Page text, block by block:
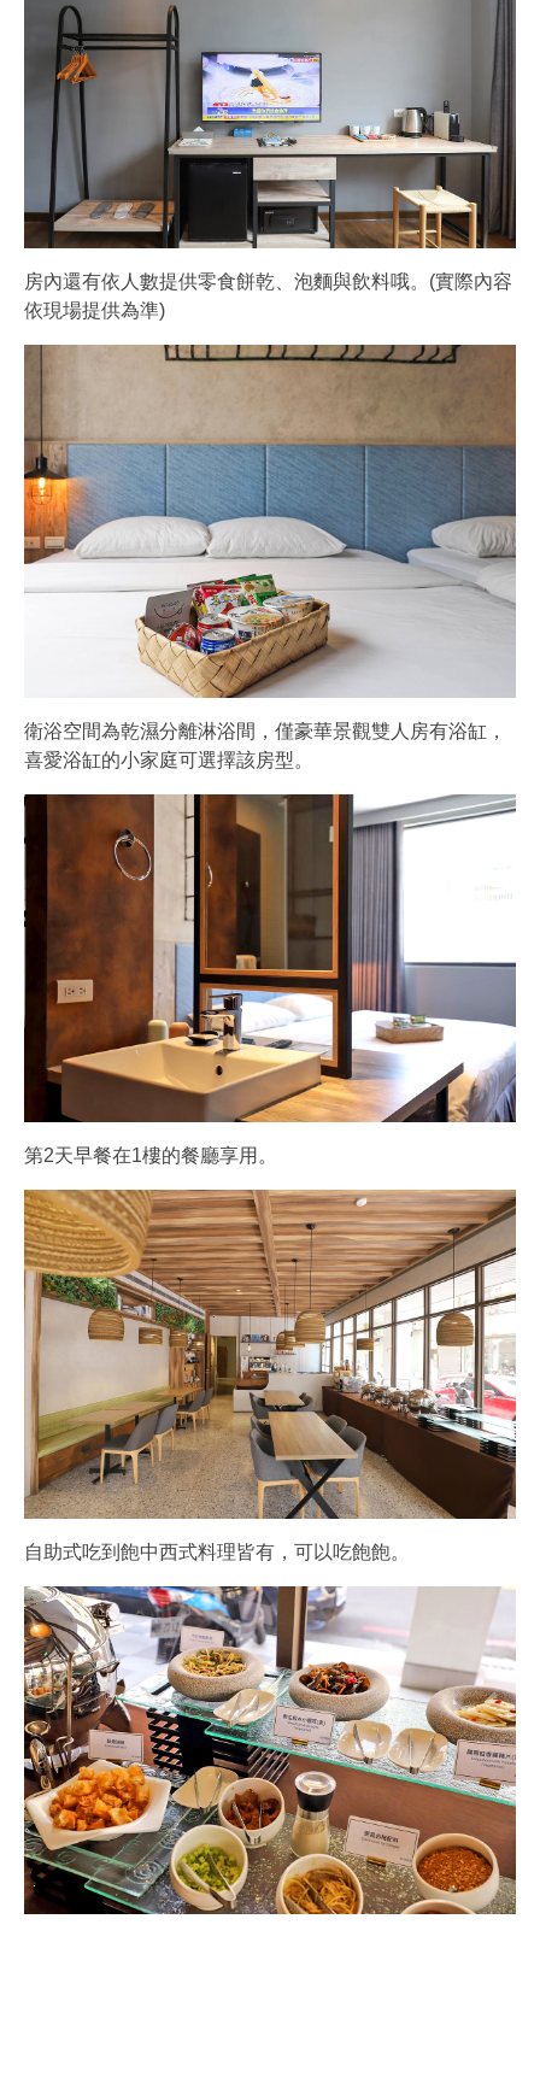
房內還有依人數提供零食餅乾、泡麵與飲料哦。(實際內容
依現場提供為準)
衛浴空間為乾濕分離淋浴間，僅豪華景觀雙人房有浴缸，
喜愛浴缸的小家庭可選擇該房型。
第2天早餐在1樓的餐廳享用。
自助式吃到飽中西式料理皆有，可以吃飽飽。